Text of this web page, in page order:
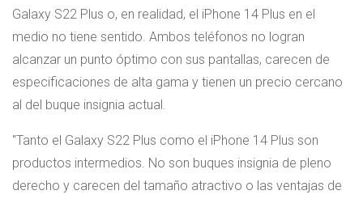
Galaxy S22 Plus o, en realidad, el iPhone 14 Plus en el
medio no tiene sentido. Ambos teléfonos no logran
alcanzar un punto óptimo con sus pantallas, carecen de
especificaciones de alta gama y tienen un precio cercano
al del buque insignia actual.
Tanto el Galaxy S22 Plus como el iPhone 14 Plus son
productos intermedios. No son buques insignia de pleno
derecho y carecen del tamaño atractivo o las ventajas de